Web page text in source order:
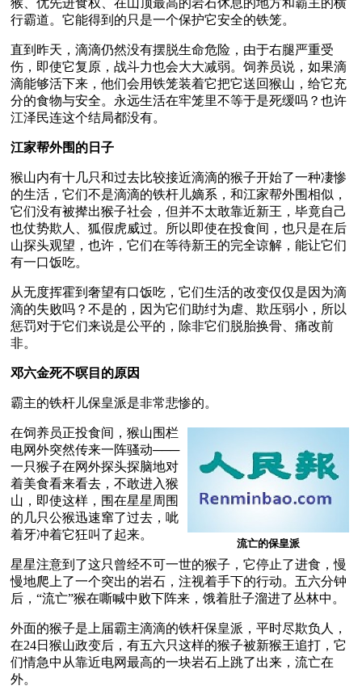
猴、优先进食权、在山顶最高的岩石休息的地方和霸主的横
行霸道。它能得到的只是一个保护它安全的铁笼。
直到昨天，滴滴仍然没有摆脱生命危险，由于右腿严重受
伤，即使它复原，战斗力也会大大减弱。饲养员说，如果滴
滴能够活下来，他们会用铁笼装着它把它送回猴山，给它充
分的食物与安全。永远生活在牢笼里不等于是死缓吗？也许
江泽民连这个结局都没有。
江家帮外围的日子
猴山内有十几只和过去比较接近滴滴的猴子开始了一种凄惨
的生活，它们不是滴滴的铁杆儿嫡系，和江家帮外围相似，
它们没有被撵出猴子社会，但并不太敢靠近新王，毕竟自己
也仗势欺人、狐假虎威过。所以即使在投食间，也只是在后
山探头观望，也许，它们在等待新王的完全谅解，能让它们
有一口饭吃。
从无度挥霍到奢望有口饭吃，它们生活的改变仅仅是因为滴
滴的失败吗？不是的，因为它们助纣为虐、欺压弱小，所以
惩罚对于它们来说是公平的，除非它们脱胎换骨、痛改前
非。
邓六金死不暝目的原因
霸主的铁杆儿保皇派是非常悲惨的。
流亡的保皇派
在饲养员正投食间，猴山围栏
电网外突然传来一阵骚动───
一只猴子在网外探头探脑地对
着美食看来看去，不敢进入猴
山，即使这样，围在星星周围
的几只公猴迅速窜了过去，呲
着牙冲着它狂叫了起来。
星星注意到了这只曾经不可一世的猴子，它停止了进食，慢
慢地爬上了一个突出的岩石，注视着手下的行动。五六分钟
后，“流亡”猴在嘶喊中败下阵来，饿着肚子溜进了丛林中。
外面的猴子是上届霸主滴滴的铁杆保皇派，平时尽欺负人，
在24日猴山政变后，有五六只这样的猴子被新猴王追打，它
们情急中从靠近电网最高的一块岩石上跳了出来，流亡在
外。